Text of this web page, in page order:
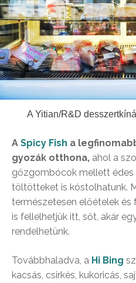
A Yitian/R&D
A Spicy Fish a
gyozák otthona, ahol a
gőzgombócok mellett édes
töltötteket is kóstolhatunk.
természetesen előételek
is fellelhetjük itt, sőt, akár
rendelhetünk.
Továbbhaladva, a Hi Bing
kacsás, csirkés, kukoricás,